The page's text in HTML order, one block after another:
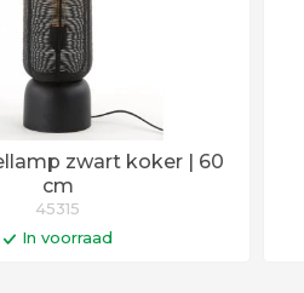
zwart koker | 60
cm
45315
In voorraad